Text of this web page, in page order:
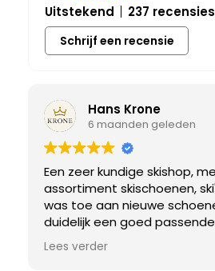
Uitstekend
237 recensies
Schrijf een recensie
Hans Krone
6 maanden geleden
Een zeer kundige skishop,
assortiment skischoenen,
was toe aan nieuwe schoenen en heb
duidelijk een goed
breedtemaat nodig. Er werd
tijd genomen om de juiste
Lees verder